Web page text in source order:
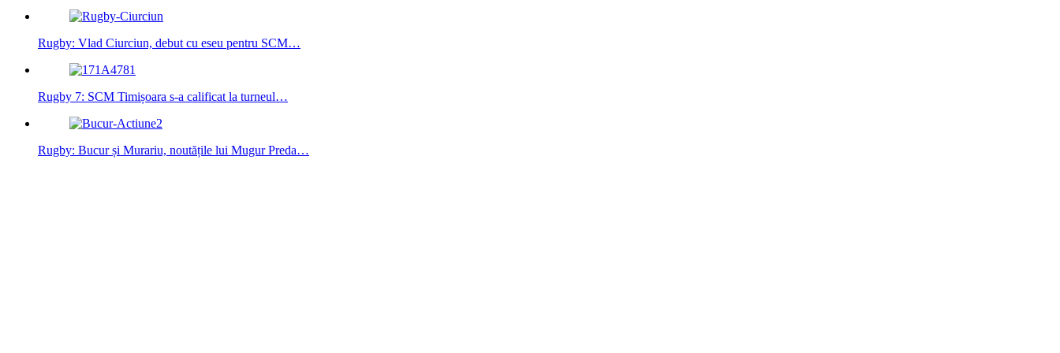
Rugby: Vlad Ciurciun, debut cu eseu pentru SCM…
Rugby 7: SCM Timișoara s-a calificat la turneul…
Rugby: Bucur și Murariu, noutățile lui Mugur Preda…